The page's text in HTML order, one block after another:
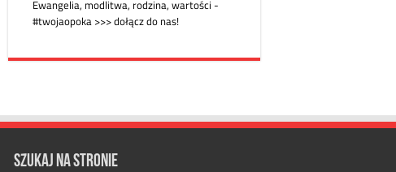
Szukaj na stronie